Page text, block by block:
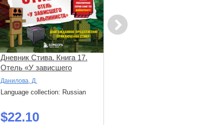
Дневник Стива. Книга 17.
Отель «У зависшего
альпиниста»
Данилова, Д.
Language collection: Russian
$22.10
Next